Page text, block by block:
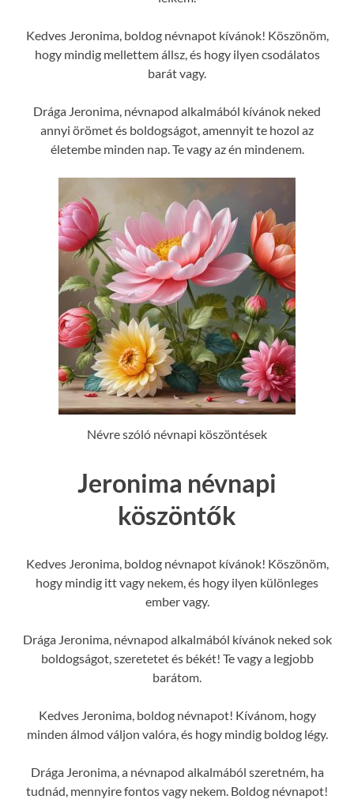
Kedves Jeronima, boldog névnapot kívánok! Köszönöm,
hogy mindig mellettem állsz, és hogy ilyen csodálatos
barát vagy.
Drága Jeronima, névnapod alkalmából kívánok neked
annyi örömet és boldogságot, amennyit te hozol az
életembe minden nap. Te vagy az én mindenem.
Névre szóló névnapi köszöntések
Jeronima névnapi
köszöntők
Kedves Jeronima, boldog névnapot kívánok! Köszönöm,
hogy mindig itt vagy nekem, és hogy ilyen különleges
ember vagy.
Drága Jeronima, névnapod alkalmából kívánok neked sok
boldogságot, szeretetet és békét! Te vagy a legjobb
barátom.
Kedves Jeronima, boldog névnapot! Kívánom, hogy
minden álmod váljon valóra, és hogy mindig boldog légy.
Drága Jeronima, a névnapod alkalmából szeretném, ha
tudnád, mennyire fontos vagy nekem. Boldog névnapot!